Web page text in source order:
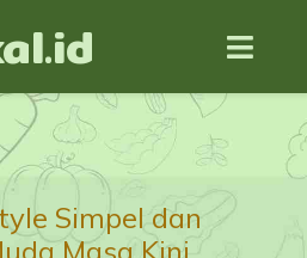
Simpel dan
Masa Kini